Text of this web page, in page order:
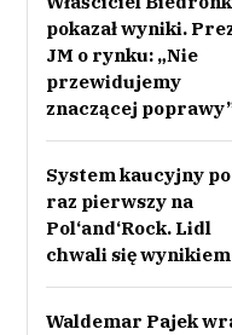
pokazał wyniki.
JM o rynku: „Nie
przewidujemy
znaczącej
System kaucyjny po
raz pierwszy na
Pol‘and‘Rock. Lidl
chwali się wynikiem
Waldemar Pajek